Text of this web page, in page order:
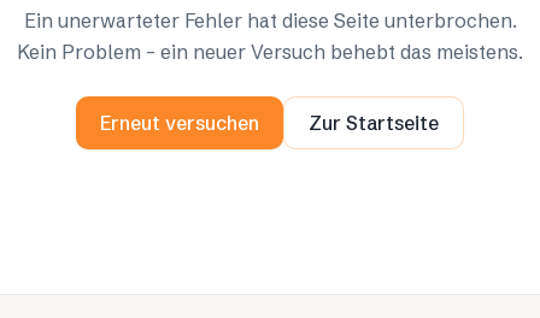
Ein unerwarteter Fehler hat diese Seite unterbrochen.
Kein Problem – ein neuer Versuch behebt das meistens.
Erneut versuchen Zur Startseite